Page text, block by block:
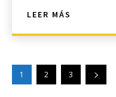
LEER MÁS
1 2 3